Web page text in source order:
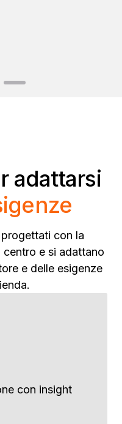
adattarsi
con la
e si adattano
e delle esigenze
con insight